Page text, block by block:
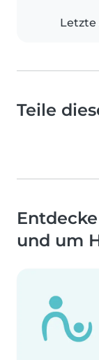
Teile
und um